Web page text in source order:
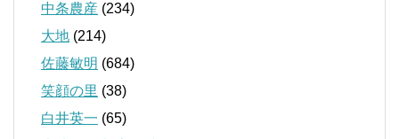
中条農産 (234)
大地 (214)
佐藤敏明 (684)
笑顔の里 (38)
白井英一 (65)